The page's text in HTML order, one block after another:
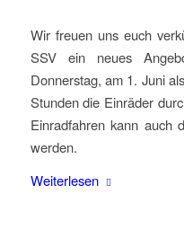
Wir freuen uns euch
SSV ein neues
Donnerstag, am 1. Juni
Stunden die Einräder
Einradfahren kann auch
werden.
Weiterlesen